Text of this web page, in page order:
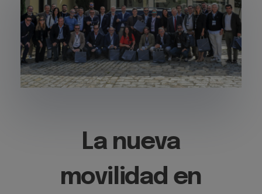
La nueva
movilidad en